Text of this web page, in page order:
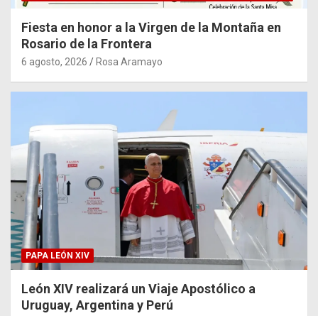
Fiesta en honor a la Virgen de la Montaña en
Rosario de la Frontera
6 agosto, 2026 Rosa Aramayo
PAPA LEÓN XIV
León XIV realizará un Viaje Apostólico a
Uruguay, Argentina y Perú